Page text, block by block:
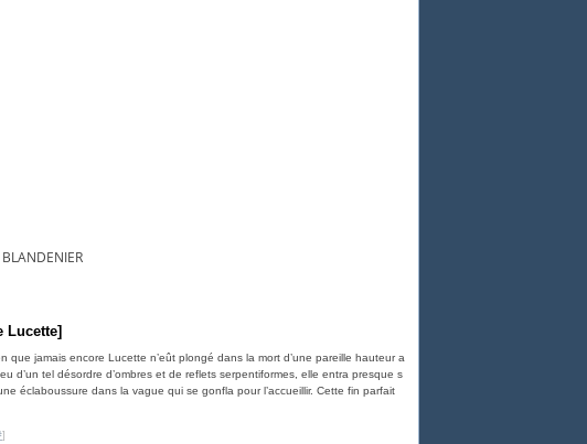
BLANDENIER
Lucette]
que jamais encore Lucette n’eût plongé dans la mort d’une pareille hauteur a
d’un tel désordre d’ombres et de reflets serpentiformes, elle entra presque s
éclaboussure dans la vague qui se gonfla pour l’accueillir. Cette fin parfait
]